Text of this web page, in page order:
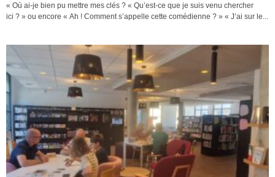
« Où ai-je bien pu mettre mes clés ? « Qu’est-ce que je suis venu chercher
ici ? » ou encore « Ah ! Comment s’appelle cette comédienne ? » « J’ai sur le...